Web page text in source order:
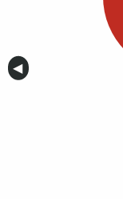
Anterior
◀︎